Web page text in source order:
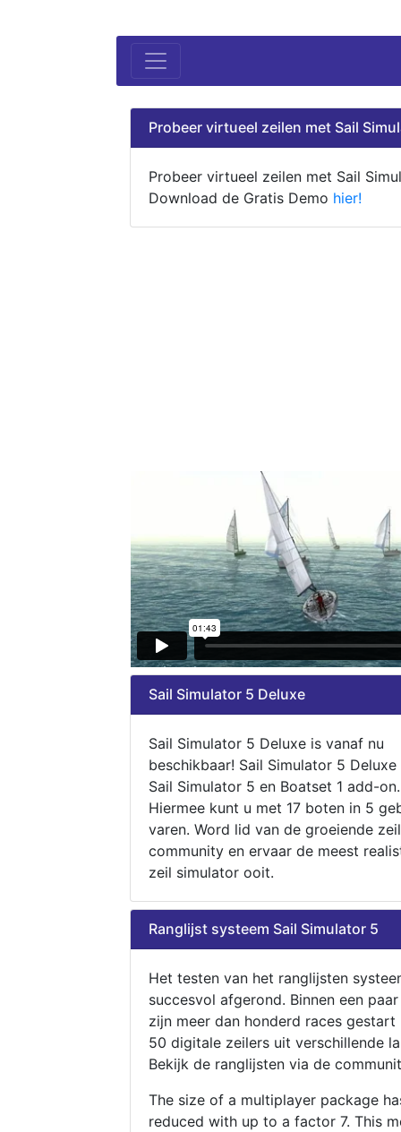
Probeer virtueel zeilen met Sail
Probeer virtueel zeilen met Sail
Download de Gratis Demo hier!
Sail Simulator 5 Deluxe
Sail Simulator 5 Deluxe is vanaf nu
beschikbaar! Sail Simulator 5
Sail Simulator 5 en Boatset 1 add-on.
Hiermee kunt u met 17 boten in 5
varen. Word lid van de groeiende zeil
community en ervaar de meest
zeil simulator ooit.
Ranglijst systeem Sail Simulator 5
Het testen van het ranglijsten
succesvol afgerond. Binnen een
zijn meer dan honderd races gestart
50 digitale zeilers uit verschillende
Bekijk de ranglijsten via de
The size of a multiplayer package
reduced with up to a factor 7. This